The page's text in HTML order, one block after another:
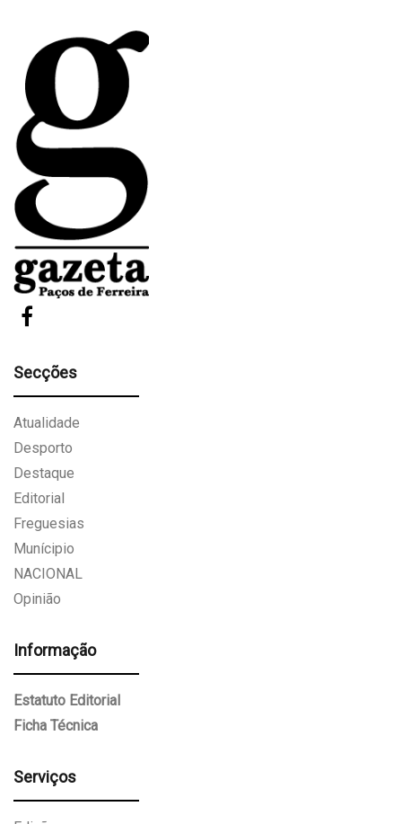
Secções
Atualidade
Desporto
Destaque
Editorial
Freguesias
Munícipio
NACIONAL
Opinião
Informação
Estatuto Editorial
Ficha Técnica
Serviços